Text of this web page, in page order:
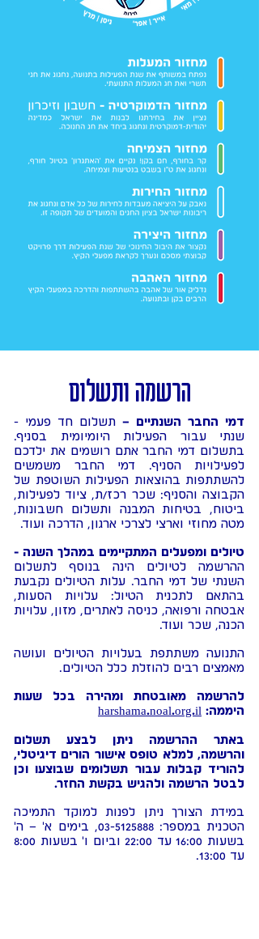
הרשמה ותשלום
דמי החבר השנתיים – תשלום חד פעמי -
שנתי עבור הפעילות היומיומית בסניף.
בתשלום דמי החבר אתם רושמים את ילדכם
לפעילויות הסניף. דמי החבר משמשים
להשתתפות בהוצאות הפעילות השוטפת של
הקבוצה והסניף: שכר רכז/ת, ציוד לפעילות,
ביטוח, בטיחות המבנה ותשלום חשבונות,
מטה מחוזי וארצי לצרכי ארגון, הדרכה ועוד.
טיולים ומפעלים המתקיימים במהלך השנה -
ההרשמה לטיולים הינה בנוסף לתשלום
השנתי של דמי החבר. עלות הטיולים נקבעת
בהתאם לתכנית הטיול: עלויות הסעות,
אבטחה ורפואה, כניסה לאתרים, מזון, עלויות
הכנה, שכר ועוד.
התנועה משתתפת בעלויות הטיולים ועושה
מאמצים רבים להוזלת כלל הטיולים.
להרשמה מאובטחת ומהירה בכל שעות
היממה: harshama.noal.org.il
באתר ההרשמה ניתן לבצע תשלום
והרשמה, למלא טופס אישור הורים דיגיטלי,
להוריד קבלות עבור תשלומים שבוצעו וכן
לבטל הרשמה ולהגיש בקשת החזר.
במידת הצורך ניתן לפנות למוקד התמיכה
הטכנית במספר:03-5125888, בימים א' – ה'
בשעות 16:00 עד 22:00 וביום ו' בשעות 8:00
עד 13:00.